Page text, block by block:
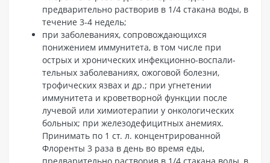
предварительно растворив в 1/4 стакана воды, в
течение 3-4 недель;
при заболеваниях, сопровождающихся
понижением иммунитета, в том числе при
острых и хронических инфекционно-воспали-
тельных заболеваниях, ожоговой болезни,
трофических язвах и др.; при угнетении
иммунитета и кроветворной функции после
лучевой или химиотерапии у онкологических
больных; при железодефицитных анемиях.
Принимать по 1 ст. л. концентрированной
Флоренты 3 раза в день во время еды,